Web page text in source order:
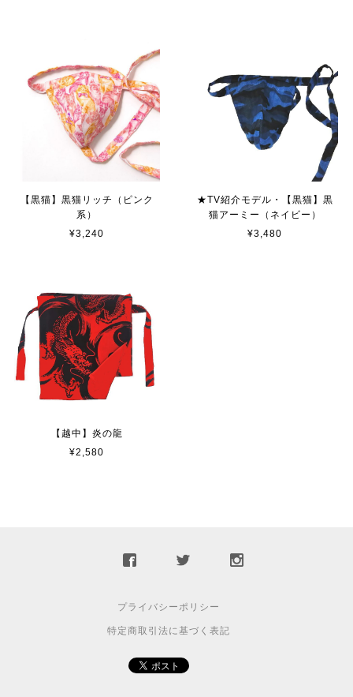
【黒猫】黒猫リッチ（ピンク
系）
¥3,240
★TV紹介モデル・【黒猫】黒
猫アーミー（ネイビー）
¥3,480
【越中】炎の龍
¥2,580
プライバシーポリシー
特定商取引法に基づく表記